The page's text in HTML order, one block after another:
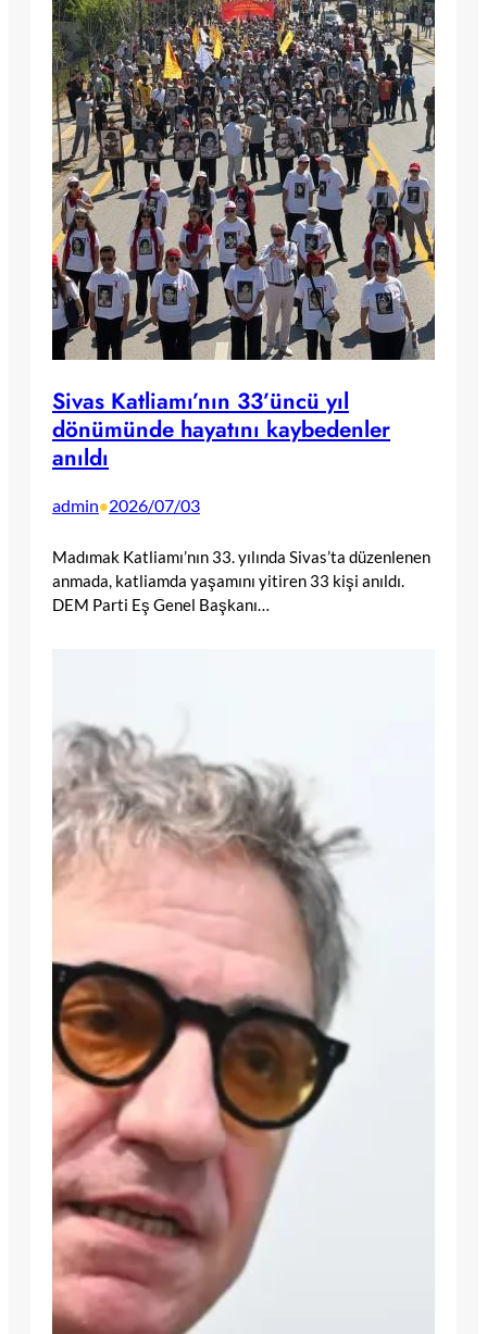
Sivas Katliamı’nın 33’üncü yıl
dönümünde hayatını kaybedenler
anıldı
admin•2026/07/03
Madımak Katliamı’nın 33. yılında Sivas’ta düzenlenen
anmada, katliamda yaşamını yitiren 33 kişi anıldı.
DEM Parti Eş Genel Başkanı…